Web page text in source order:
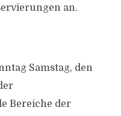
an.
Samstag, den
Bereiche der